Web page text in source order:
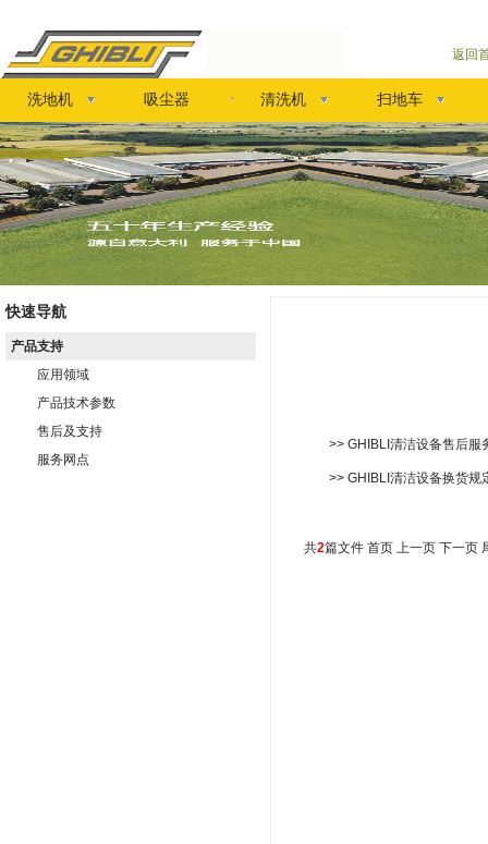
返回
洗地机 吸尘器 清洗机 扫地车
快速导航
产品支持
应用领域
产品技术参数
售后及支持
服务网点
>> GHIBLI清洁设备售后服
>> GHIBLI清洁设备换货规
共2篇文件 首页 上一页 下一页